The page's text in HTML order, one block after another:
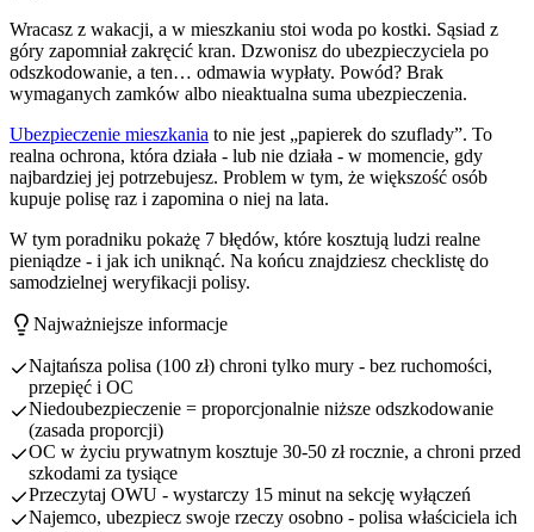
Wracasz z wakacji, a w mieszkaniu stoi woda po kostki. Sąsiad z
góry zapomniał zakręcić kran. Dzwonisz do ubezpieczyciela po
odszkodowanie, a ten… odmawia wypłaty. Powód? Brak
wymaganych zamków albo nieaktualna suma ubezpieczenia.
Ubezpieczenie mieszkania to nie jest „papierek do szuflady”. To
realna ochrona, która działa - lub nie działa - w momencie, gdy
najbardziej jej potrzebujesz. Problem w tym, że większość osób
kupuje polisę raz i zapomina o niej na lata.
W tym poradniku pokażę 7 błędów, które kosztują ludzi realne
pieniądze - i jak ich uniknąć. Na końcu znajdziesz checklistę do
samodzielnej weryfikacji polisy.
Najważniejsze informacje
Najtańsza polisa (100 zł) chroni tylko mury - bez ruchomości,
przepięć i OC
Niedoubezpieczenie = proporcjonalnie niższe odszkodowanie
(zasada proporcji)
OC w życiu prywatnym kosztuje 30-50 zł rocznie, a chroni przed
szkodami za tysiące
Przeczytaj OWU - wystarczy 15 minut na sekcję wyłączeń
Najemco, ubezpiecz swoje rzeczy osobno - polisa właściciela ich